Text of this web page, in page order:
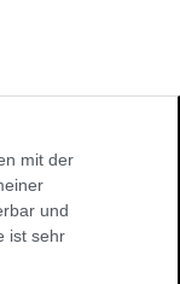
mit der
und
ist sehr